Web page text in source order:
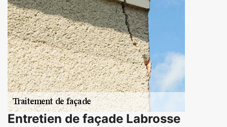
Entretien de façade Labrosse